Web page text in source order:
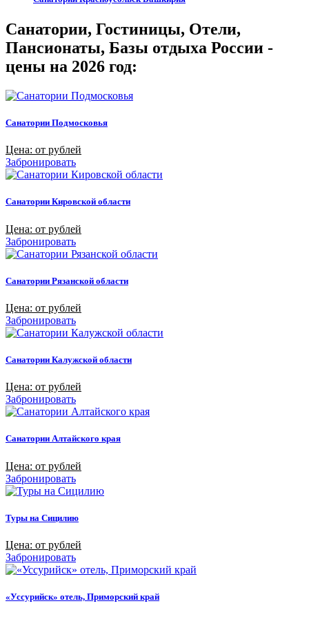
Санатории, Гостиницы, Отели,
Пансионаты, Базы отдыха России -
цены на 2026 год:
Санатории Подмосковья
Цена: от рублей
Забронировать
Санатории Кировской области
Цена: от рублей
Забронировать
Санатории Рязанской области
Цена: от рублей
Забронировать
Санатории Калужской области
Цена: от рублей
Забронировать
Санатории Алтайского края
Цена: от рублей
Забронировать
Туры на Сицилию
Цена: от рублей
Забронировать
«Уссурийск» отель, Приморский край